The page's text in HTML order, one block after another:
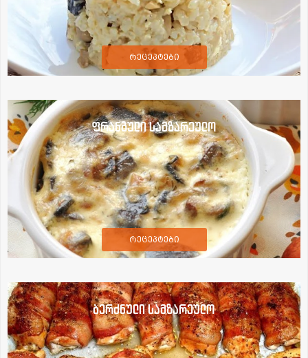
რეცეპტები
ფრანგული სამზარეულო
რეცეპტები
ბერძნული სამზარეულო